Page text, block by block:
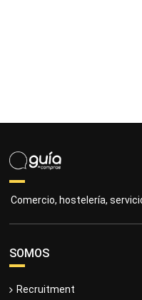
Comercio, hostelería,
SOMOS
Recruitment